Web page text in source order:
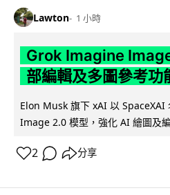
Lawton 1 小時
Grok Imagine
部編輯及多圖參考功
Elon Musk 旗下 xAI 以
Image 2.0 模型，強化 AI 繪圖及
2 分享